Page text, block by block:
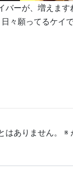
ーが、増えます
々願ってるケイ
はありません。 ※